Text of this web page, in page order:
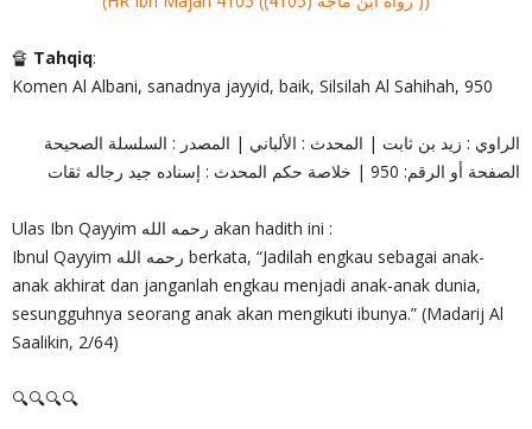
🔏 Tahqiq:
Komen Al Albani, sanadnya jayyid, baik, Silsilah Al Sahihah, 950
الراوي : زيد بن ثابت | المحدث : الألباني | المصدر : السلسلة الصحيحة
الصفحة أو الرقم: 950 | خلاصة حكم المحدث : إسناده جيد رجاله ثقات
Ulas Ibn Qayyim رحمه الله akan hadith ini :
Ibnul Qayyim رحمه الله berkata, “Jadilah engkau sebagai anak-
anak akhirat dan janganlah engkau menjadi anak-anak dunia,
sesungguhnya seorang anak akan mengikuti ibunya.” (Madarij Al
Saalikin, 2/64)
🔍🔍🔍🔍